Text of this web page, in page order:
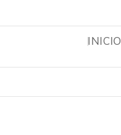
INICIO